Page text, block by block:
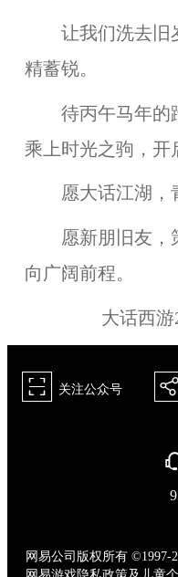
让我们洗去旧
精蓄锐。
待丙午马年的
乘上时光之驹，开
愿大话江湖，青
愿新朋旧友，
向广阔前程。
大话西游2
򰀁 关注公众号 򰀂
网易公司版权所有 ©1997-